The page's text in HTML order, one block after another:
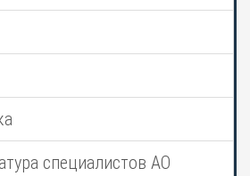
специалистов АО